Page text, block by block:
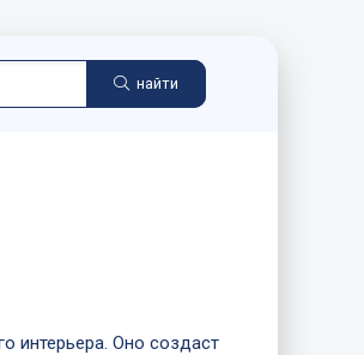
найти
интерьера. Оно создаст